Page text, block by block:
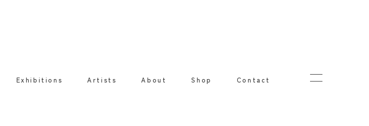
Exhibitions Artists About Shop Contact